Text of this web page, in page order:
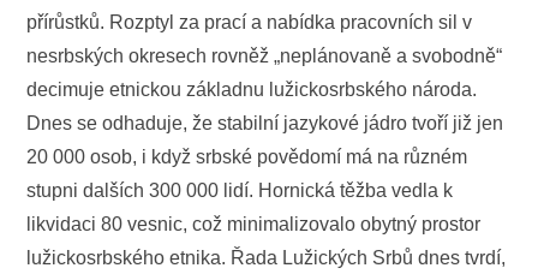
přírůstků. Rozptyl za prací a nabídka pracovních sil v
nesrbských okresech rovněž „neplánovaně a svobodně“
decimuje etnickou základnu lužickosrbského národa.
Dnes se odhaduje, že stabilní jazykové jádro tvoří již jen
20 000 osob, i když srbské povědomí má na různém
stupni dalších 300 000 lidí. Hornická těžba vedla k
likvidaci 80 vesnic, což minimalizovalo obytný prostor
lužickosrbského etnika. Řada Lužických Srbů dnes tvrdí,